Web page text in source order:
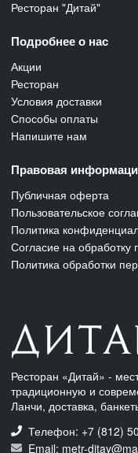
Ресторан "Дитай"
Подробнее о нас
Акции
Ресторан
Условия доставки
Способы оплаты
Напишите нам
Правовая
Публичная оферта
Пользовательское
Политика
Согласие на
Политика обработки
Ресторан «Дитай» -
традиционную и
Ланчи, доставка,
Телефон: +7 (812)
Email: metr-